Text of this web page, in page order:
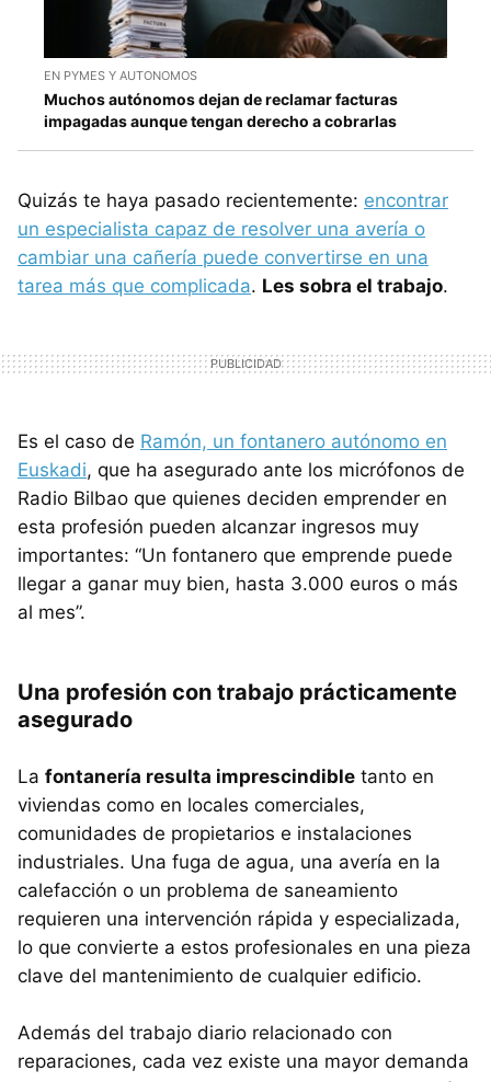
EN PYMES Y AUTONOMOS
Muchos autónomos dejan de reclamar facturas
impagadas aunque tengan derecho a cobrarlas
Quizás te haya pasado recientemente: encontrar
un especialista capaz de resolver una avería o
cambiar una cañería puede convertirse en una
tarea más que complicada. Les sobra el trabajo.
Es el caso de Ramón, un fontanero autónomo en
Euskadi, que ha asegurado ante los micrófonos de
Radio Bilbao que quienes deciden emprender en
esta profesión pueden alcanzar ingresos muy
importantes: “Un fontanero que emprende puede
llegar a ganar muy bien, hasta 3.000 euros o más
al mes”.
Una profesión con trabajo prácticamente
asegurado
La fontanería resulta imprescindible tanto en
viviendas como en locales comerciales,
comunidades de propietarios e instalaciones
industriales. Una fuga de agua, una avería en la
calefacción o un problema de saneamiento
requieren una intervención rápida y especializada,
lo que convierte a estos profesionales en una pieza
clave del mantenimiento de cualquier edificio.
Además del trabajo diario relacionado con
reparaciones, cada vez existe una mayor demanda